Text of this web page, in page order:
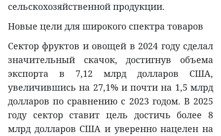
сельскохозяйственной продукции.
Новые цели для широкого спектра товаров
Сектор фруктов и овощей в 2024 году сделал
значительный скачок, достигнув объема
экспорта в 7,12 млрд долларов США,
увеличившись на 27,1% и почти на 1,5 млрд
долларов по сравнению с 2023 годом. В 2025
году сектор ставит цель достичь более 8
млрд долларов США и уверенно нацелен на